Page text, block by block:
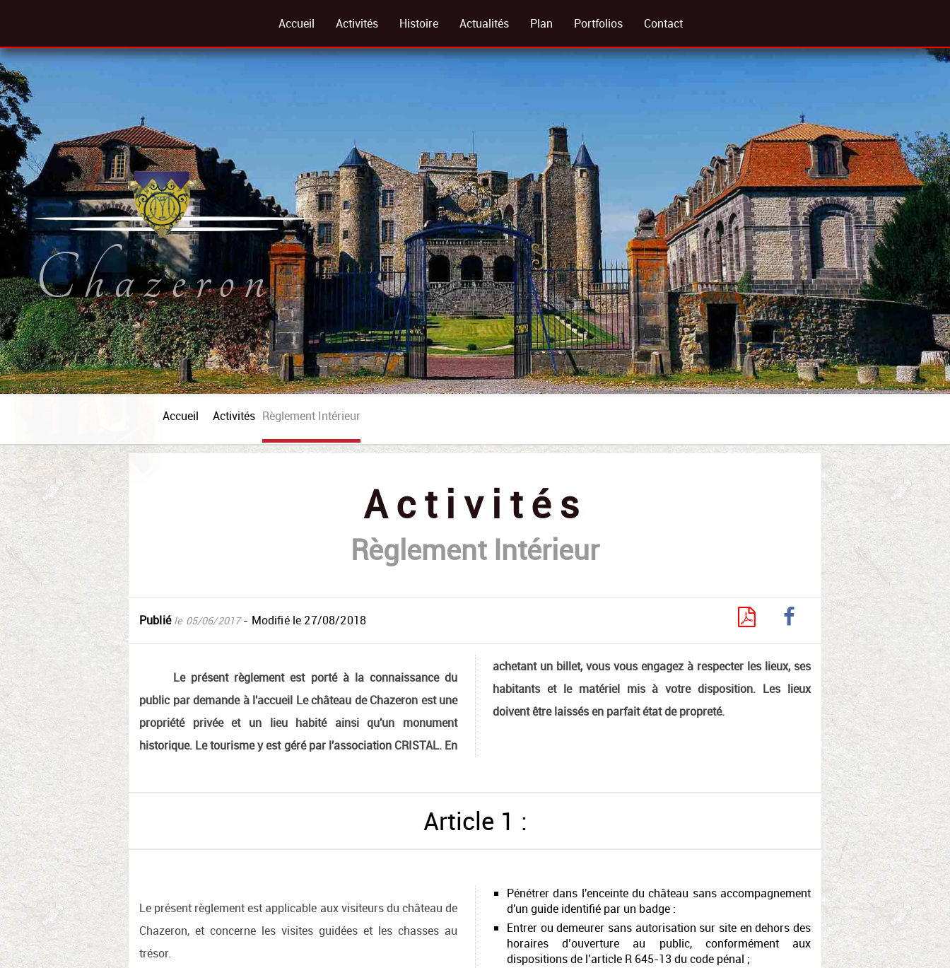
Accueil Activités
Chasse Animaux
Location De Salles
Conditions Générales De Vente (cgv)
Foire Aux Questions
Règlement Intérieur
Demande D'activités Pour Enfants En Groupes
Histoire Actualités Plan Portfolios Contact
Chazeron
Accueil Activités Règlement Intérieur
Activités
Règlement Intérieur
Publié le 05/06/2017- Modifié le 27/08/2018
Le présent règlement est porté à la connaissance du
public par demande à l'accueil Le château de Chazeron est une
propriété privée et un lieu habité ainsi qu'un monument
historique. Le tourisme y est géré par l'association CRISTAL. En
achetant un billet, vous vous engagez à respecter les lieux, ses
habitants et le matériel mis à votre disposition. Les lieux
doivent être laissés en parfait état de propreté.
Article 1 :
Le présent règlement est applicable aux visiteurs du château de
Chazeron, et concerne les visites guidées et les chasses au
trésor.
Pénétrer dans l'enceinte du château sans accompagnement
d'un guide identifié par un badge :
Entrer ou demeurer sans autorisation sur site en dehors des
horaires d’ouverture au public, conformément aux
dispositions de l’article R 645-13 du code pénal ;